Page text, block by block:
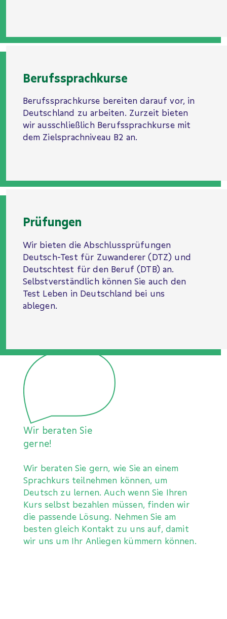
Berufssprachkurse
Berufssprachkurse bereiten darauf vor, in
Deutschland zu arbeiten. Zurzeit bieten
wir ausschließlich Berufssprachkurse mit
dem Zielsprachniveau B2 an.
Prüfungen
Wir bieten die Abschlussprüfungen
Deutsch-Test für Zuwanderer (DTZ) und
Deutschtest für den Beruf (DTB) an.
Selbstverständlich können Sie auch den
Test Leben in Deutschland bei uns
ablegen.
Wir beraten Sie
gerne!
Wir beraten Sie gern, wie Sie an einem
Sprachkurs teilnehmen können, um
Deutsch zu lernen. Auch wenn Sie Ihren
Kurs selbst bezahlen müssen, finden wir
die passende Lösung. Nehmen Sie am
besten gleich Kontakt zu uns auf, damit
wir uns um Ihr Anliegen kümmern können.